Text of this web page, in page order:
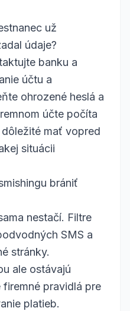
už
údaje?
banku a
účtu a
ohrozené heslá a
účte počíta
mať vopred
situácii
brániť
nestačí. Filtre
SMS a
stránky.
ale ostávajú
pravidlá pre
platieb.